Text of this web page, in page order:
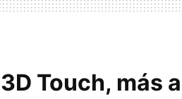
3D Touch, más